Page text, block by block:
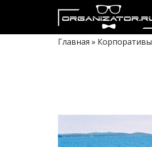
Главная » Корпоративы